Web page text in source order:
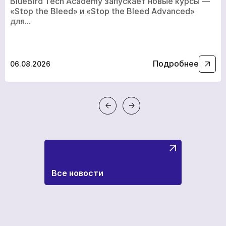
«Stop the Bleed» и «Stop the Bleed Advanced»
для…
06.08.2026 Подробнее
Все новости
годин
Показати номер